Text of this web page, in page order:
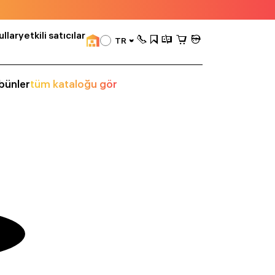
yetkili satıcılar
TR
tüm kataloğu gör